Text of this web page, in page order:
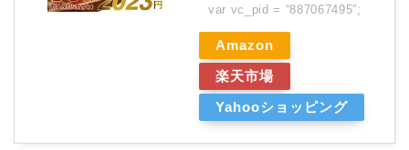
var vc_pid = “887067495”;
Amazon
楽天市場
Yahooショッピング